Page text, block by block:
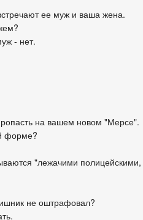
ее муж и ваша жена.
- нет.
на вашем новом "Мерсе".
форме?
"лежачими
не оштрафовал?